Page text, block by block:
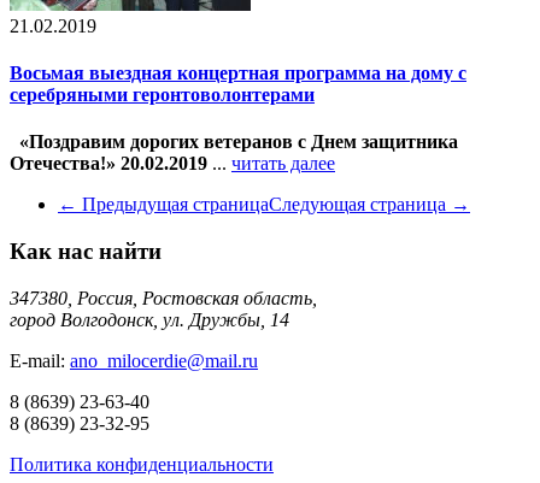
21.02.2019
Восьмая выездная концертная программа на дому с
серебряными геронтоволонтерами
«Поздравим дорогих ветеранов с Днем защитника
Отечества!» 20.02.2019 ... читать далее
← Предыдущая страницаСледующая страница →
Как нас найти
347380, Россия, Ростовская область,
город Волгодонск, ул. Дружбы, 14
E-mail: ano_milocerdie@mail.ru
8 (8639) 23-63-40
8 (8639) 23-32-95
Политика конфиденциальности